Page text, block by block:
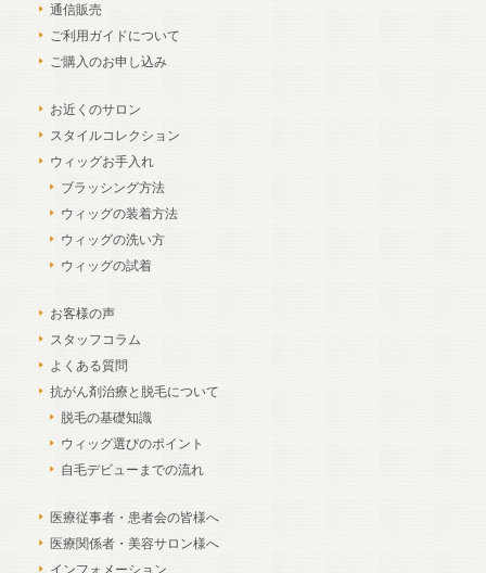
通信販売
ご利用ガイドについて
ご購入のお申し込み
お近くのサロン
スタイルコレクション
ウィッグお手入れ
ブラッシング方法
ウィッグの装着方法
ウィッグの洗い方
ウィッグの試着
お客様の声
スタッフコラム
よくある質問
抗がん剤治療と脱毛について
脱毛の基礎知識
ウィッグ選びのポイント
自毛デビューまでの流れ
医療従事者・患者会の皆様へ
医療関係者・美容サロン様へ
インフォメーション